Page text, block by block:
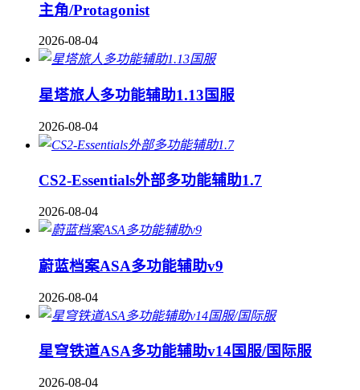
主角/Protagonist
2026-08-04
星塔旅人多功能辅助1.13国服
2026-08-04
CS2-Essentials外部多功能辅助1.7
2026-08-04
蔚蓝档案ASA多功能辅助v9
2026-08-04
星穹铁道ASA多功能辅助v14国服/国际服
2026-08-04